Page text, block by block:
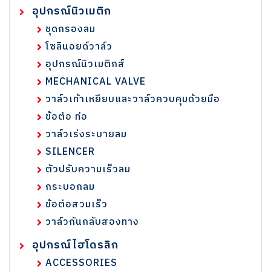
อุปกรณ์นิวเมติก
ชุดกรองลม
โซลินอยด์วาล์ว
อุปกรณ์นิวเมติกส์
MECHANICAL VALVE
วาล์วเท้าเหยียบและวาล์วควบคุมด้วยมือ
ข้อต่อ ท่อ
วาล์วเร่งระบายลม
SILENCER
ตัวปรับความเร็วลม
กระบอกลม
ข้อต่อสวมเร็ว
วาล์วกันกลับสองทาง
อุปกรณ์ไฮโดรลิก
ACCESSORIES